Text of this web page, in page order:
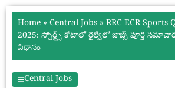
Home » Central Jobs » RRC ECR Sports
2025: స్పోర్ట్స్ కోటాలో రైల్వేలో జాబ్స్ పూర్తి
విధానం
Central Jobs